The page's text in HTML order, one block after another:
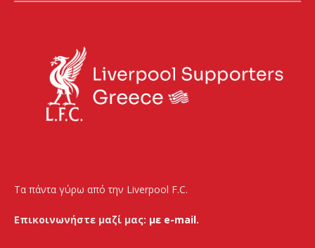
Τα πάντα γύρω από την Liverpool F.C.
Επικοινωνήστε μαζί μας: με e-mail.